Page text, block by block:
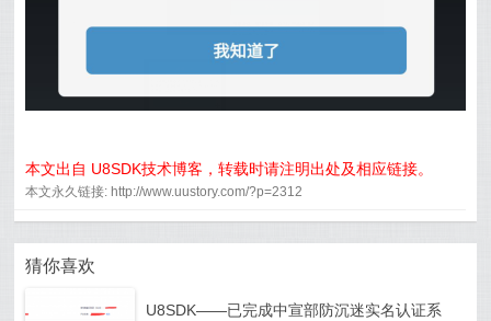
本文出自 U8SDK技术博客，转载时请注明出处及相应链接。
本文永久链接: http://www.uustory.com/?p=2312
猜你喜欢
U8SDK——已完成中宣部防沉迷实名认证系